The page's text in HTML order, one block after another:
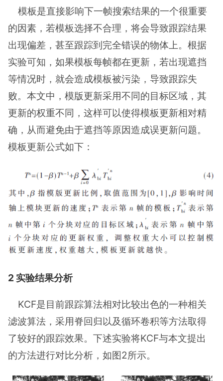
模板是直接影响下一帧搜索结果的一个很重要
的因素，若模板选择不合理，将会导致跟踪结果
出现偏差，甚至跟踪到完全错误的物体上。根据
实验可知，如果模板每帧都在更新，若出现遮挡
等情况时，就会造成模板被污染，导致跟踪失
败。本文中，模版更新采用不同的目标区域，其
更新的权重不同，这样可以使得模板更新相对精
确，从而避免由于遮挡等原因造成误更新问题。
模板更新公式如下：
2 实验结果分析
KCF是目前跟踪算法相对比较出色的一种相关
滤波算法，采用脊回归以及循环卷积等方法取得
了较好的跟踪效果。下述实验将KCF与本文提出
的方法进行对比分析，如图2所示。